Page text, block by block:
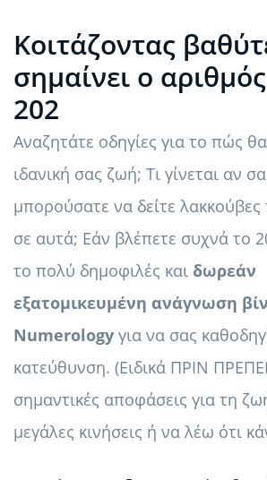
Κοιτάζοντας
σημαίνει ο
202
Αναζητάτε οδηγίες για το πώς
ιδανική σας ζωή; Τι γίνεται αν
μπορούσατε να δείτε λακκούβες
σε αυτά; Εάν βλέπετε συχνά το
το πολύ δημοφιλές και δωρεάν
εξατομικευμένη ανάγνωση
Numerology για να σας
κατεύθυνση. (Ειδικά ΠΡΙΝ
σημαντικές αποφάσεις για τη
μεγάλες κινήσεις ή να λέω ότι